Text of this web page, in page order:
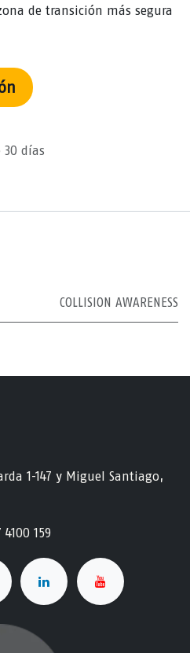
de transición más segura
días
COLLISION AWARENESS
1-147 y Miguel Santiago,
159